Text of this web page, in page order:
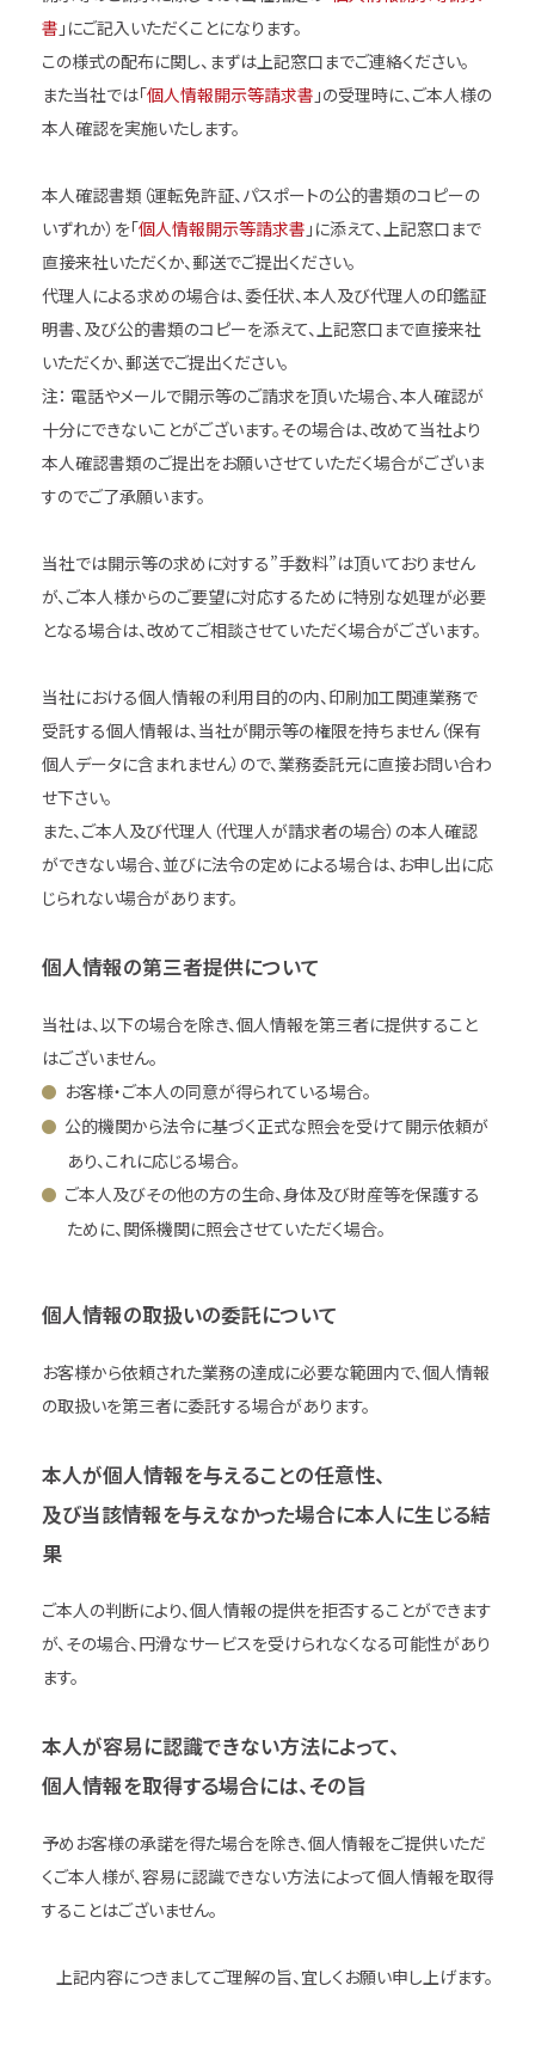
書 」にご記入いただくことになります。
この様式の配布に関し、まずは上記窓口までご連絡ください。
また当社では「個人情報開示等請求書 」の受理時に、ご本人様の
本人確認を実施いたします。
本人確認書類（運転免許証、パスポートの公的書類のコピーの
いずれか）を「個人情報開示等請求書 」に添えて、上記窓口まで
直接来社いただくか、郵送でご提出ください。
代理人による求めの場合は、委任状、本人及び代理人の印鑑証
明書、及び公的書類のコピーを添えて、上記窓口まで直接来社
いただくか、郵送でご提出ください。
注： 電話やメールで開示等のご請求を頂いた場合、本人確認が
十分にできないことがございます。その場合は、改めて当社より
本人確認書類のご提出をお願いさせていただく場合がございま
すのでご了承願います。
当社では開示等の求めに対する”手数料”は頂いておりません
が、ご本人様からのご要望に対応するために特別な処理が必要
となる場合は、改めてご相談させていただく場合がございます。
当社における個人情報の利用目的の内、印刷加工関連業務で
受託する個人情報は、当社が開示等の権限を持ちません（保有
個人データに含まれません）ので、業務委託元に直接お問い合わ
せ下さい。
また、ご本人及び代理人（代理人が請求者の場合）の本人確認
ができない場合、並びに法令の定めによる場合は、お申し出に応
じられない場合があります。
個人情報の第三者提供について
当社は、以下の場合を除き、個人情報を第三者に提供すること
はございません。
お客様・ご本人の同意が得られている場合。
公的機関から法令に基づく正式な照会を受けて開示依頼が
あり、これに応じる場合。
ご本人及びその他の方の生命、身体及び財産等を保護する
ために、関係機関に照会させていただく場合。
個人情報の取扱いの委託について
お客様から依頼された業務の達成に必要な範囲内で、個人情報
の取扱いを第三者に委託する場合があります。
本人が個人情報を与えることの任意性、
及び当該情報を与えなかった場合に本人に生じる結
果
ご本人の判断により、個人情報の提供を拒否することができます
が、その場合、円滑なサービスを受けられなくなる可能性があり
ます。
本人が容易に認識できない方法によって、
個人情報を取得する場合には、その旨
予めお客様の承諾を得た場合を除き、個人情報をご提供いただ
くご本人様が、容易に認識できない方法によって個人情報を取得
することはございません。
上記内容につきましてご理解の旨、宜しくお願い申し上げます。